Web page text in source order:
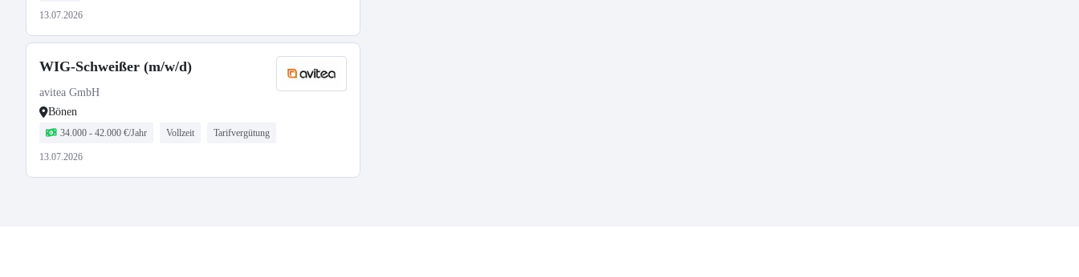
13.07.2026
WIG-Schweißer (m/w/d)
avitea GmbH
Bönen
34.000 - 42.000 €/Jahr Vollzeit Tarifvergütung
13.07.2026